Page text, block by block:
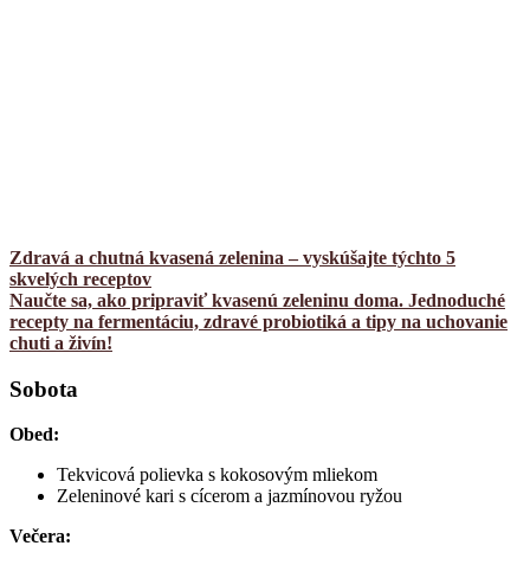
Zdravá a chutná kvasená zelenina – vyskúšajte týchto 5
skvelých receptov
Naučte sa, ako pripraviť kvasenú zeleninu doma. Jednoduché
recepty na fermentáciu, zdravé probiotiká a tipy na uchovanie
chuti a živín!
Sobota
Obed:
Tekvicová polievka s kokosovým mliekom
Zeleninové kari s cícerom a jazmínovou ryžou
Večera: